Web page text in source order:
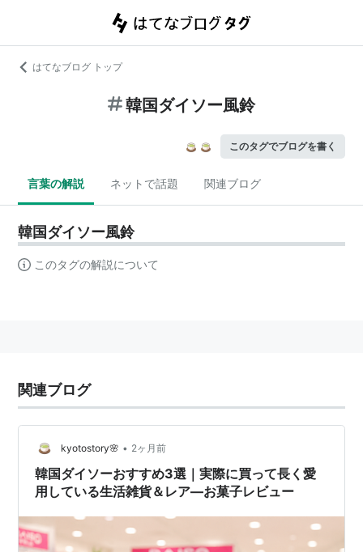
はてなブログ トップ
韓国ダイソー風鈴
このタグでブログを書く
言葉の解説 ネットで話題 関連ブログ
韓国ダイソー風鈴
このタグの解説について
関連ブログ
kyotostory🌸 • 2ヶ月前
韓国ダイソーおすすめ3選｜実際に買って長く愛
用している生活雑貨＆レア―お菓子レビュー